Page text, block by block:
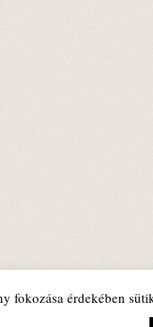
fokozása érdekében